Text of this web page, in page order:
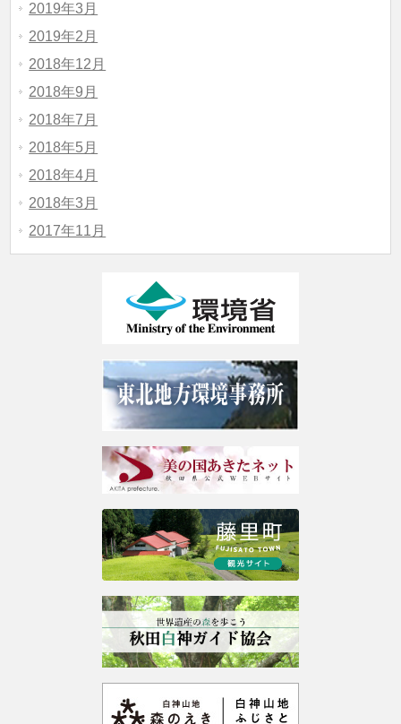
2019年3月
2019年2月
2018年12月
2018年9月
2018年7月
2018年5月
2018年4月
2018年3月
2017年11月